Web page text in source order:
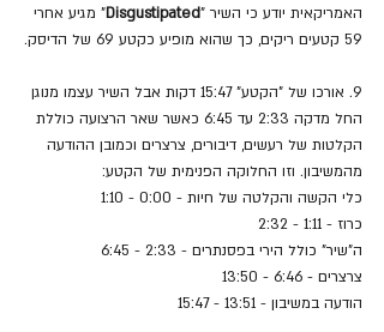
האמריקאית יודע כי השיר "Disgustipated" מגיע אחרי
59 קטעים ריקים, כך שהוא מופיע כקטע 69 של הדיסק.
9. אורכו של "הקטע" 15:47 דקות אבל השיר עצמו מנוגן
החל מדקה 2:33 עד 6:45 כאשר שאר הרצועה כוללת
הקלטות של רעשים, דיבורים, צרצרים וכמובן ההודעה
מהמשיבון. וזו החלוקה הפנימית של הקטע:
כלי הקשה והקלטה של חיות - 0:00 - 1:10
כרוז - 1:11 - 2:32
ה"שיר" כולל הירי בפסנתרים - 2:33 - 6:45
צרצרים - 6:46 - 13:50
הודעה במשיבון - 13:51 - 15:47